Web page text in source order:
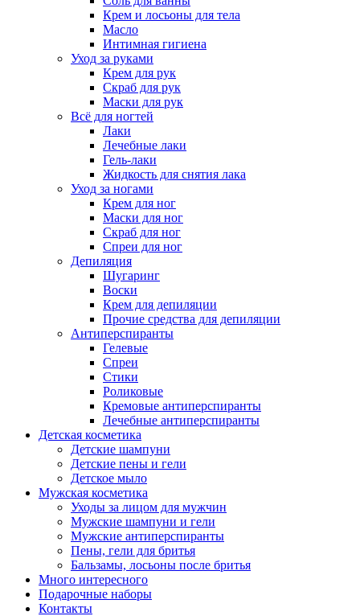
Крем и лосьоны для тела
Масло
Интимная гигиена
Уход за руками
Крем для рук
Скраб для рук
Маски для рук
Всё для ногтей
Лаки
Лечебные лаки
Гель-лаки
Жидкость для снятия лака
Уход за ногами
Крем для ног
Маски для ног
Скраб для ног
Спреи для ног
Депиляция
Шугаринг
Воски
Крем для депиляции
Прочие средства для депиляции
Антиперспиранты
Гелевые
Спреи
Стики
Роликовые
Кремовые антиперспиранты
Лечебные антиперспиранты
Детская косметика
Детские шампуни
Детские пены и гели
Детское мыло
Мужская косметика
Уходы за лицом для мужчин
Мужские шампуни и гели
Мужские антиперспиранты
Пены, гели для бритья
Бальзамы, лосьоны после бритья
Много интересного
Подарочные наборы
Контакты